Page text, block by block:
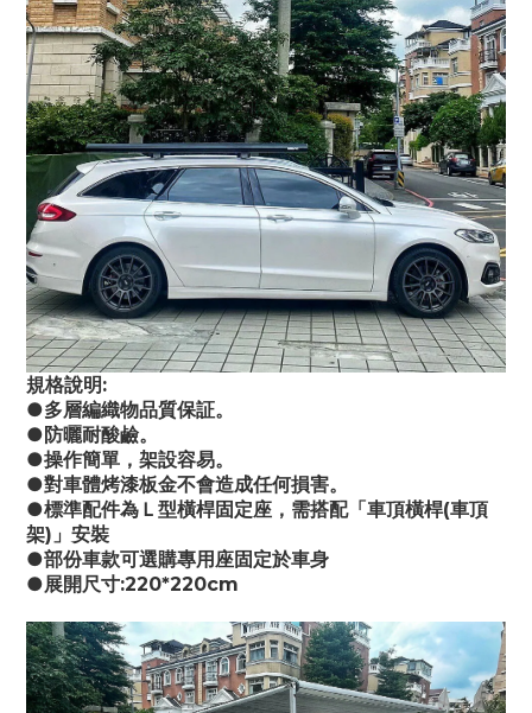
規格說明:
●多層編織物品質保証。
●防曬耐酸鹼。
●操作簡單，架設容易。
●對車體烤漆板金不會造成任何損害。
●標準配件為Ｌ型橫桿固定座，需搭配「車頂橫桿(車頂
架)」安裝
●部份車款可選購專用座固定於車身
●展開尺寸:220*220cm